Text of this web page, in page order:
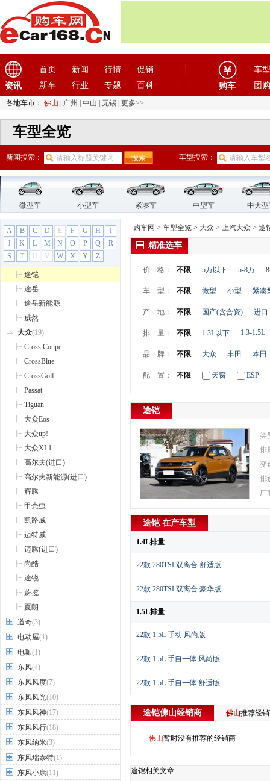
资讯
首页 新闻 行情
促销
新车
行业 专题 百科 购车
车型
团购
各地车市： 佛山 广州 中山 无锡 更多>>
车型全览
新闻搜索： 车型搜索：
微型车 小型车 紧凑车 中型车 中大
A B C D E F G H
I
J
K L M N O P Q
R
S
T U V W X Y Z
ID.6 X
POLO
朗逸纯电
帕萨特
帕萨特PHEV
桑塔纳
途昂
途昂X
途观L
途观L PHEV
途观X
途铠
途岳
途岳新能源
威然
大众(19)
Cross Coupe
CrossBlue
CrossGolf
Passat
Tiguan
大众Eos
大众up!
大众XL1
高尔夫(进口)
高尔夫新能源(进口)
辉腾
甲壳虫
凯路威
迈特威
迈腾(进口)
尚酷
途锐
蔚揽
夏朗
道奇(3)
电动屋(1)
电咖(1)
东风(4)
东风风度(7)
东风风光(10)
东风风神(17)
东风风行(18)
东风纳米(3)
东风瑞泰特(1)
东风小康(11)
购车网 > 车型全览 > 大众 > 上汽大众 > 途
精准选车
价 格： 不限 5万以下 5-8万
车 型： 不限 微型 小型 紧凑
产 地： 不限 国产(含合资) 进口
排 量： 不限 1.3L以下 1.3-1.5L
品 牌： 不限 大众 丰田 本田
配 置： 不限 天窗 ESP
途铠
类
排
变
排
厂
途铠 在产车型
1.4L排量
22款 280TSI 双离合 舒适版
22款 280TSI 双离合 豪华版
1.5L排量
22款 1.5L 手动 风尚版
22款 1.5L 手自一体 风尚版
22款 1.5L 手自一体 舒适版
途铠佛山经销商 佛山推荐经
佛山暂时没有推荐的经销商
途铠相关文章